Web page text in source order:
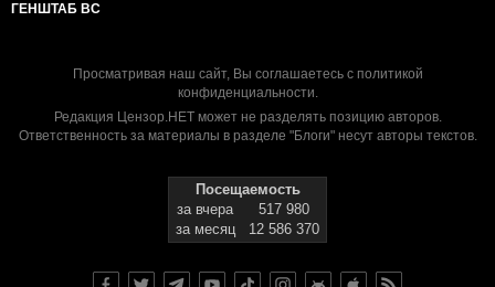
ГЕНШТАБ ВС
Просматривая наш сайт, Вы соглашаетесь с политикой
конфиденциальности.
Редакция Цензор.НЕТ может не разделять позицию авторов.
Ответственность за материалы в разделе "Блоги" несут авторы текстов.
Посещаемость
за вчера
517 980
за месяц
12 586 370